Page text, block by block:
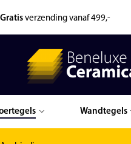
Gratis verzending vanaf 499,-
Wandtegels